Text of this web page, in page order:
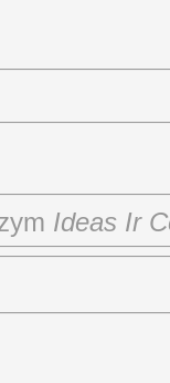
Ideas Ir